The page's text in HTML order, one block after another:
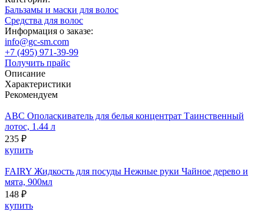
Бальзамы и маски для волос
Средства для волос
Информация о заказе:
info@gc-sm.com
+7 (495) 971-39-99
Получить прайс
Описание
Характеристики
Рекомендуем
ABC Ополаскиватель для белья концентрат Таинственный
лотос, 1.44 л
235 ₽
купить
FAIRY Жидкость для посуды Нежные руки Чайное дерево и
мята, 900мл
148 ₽
купить